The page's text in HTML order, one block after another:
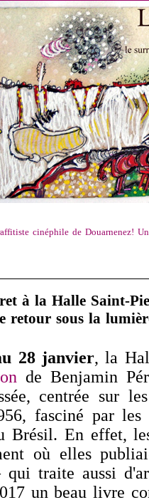
cinéphile de Douarnenez!
à la Halle Saint-
retour sous la
28 janvier, la
de Benjamin
centrée sur
fasciné par les
Brésil. En effet,
où elles
qui traite aussi
un beau livre